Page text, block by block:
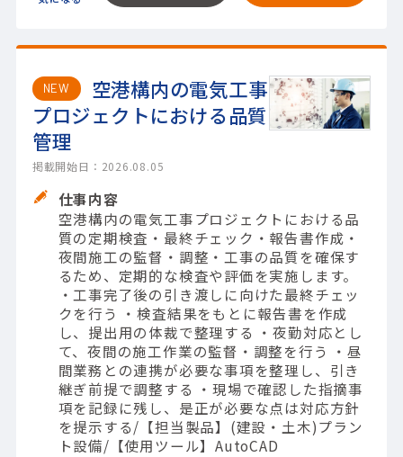
NEW
空港構内の電気工事
プロジェクトにおける品質
管理
掲載開始日：2026.08.05
仕事内容
空港構内の電気工事プロジェクトにおける品
質の定期検査・最終チェック・報告書作成・
夜間施工の監督・調整・工事の品質を確保す
るため、定期的な検査や評価を実施します。
・工事完了後の引き渡しに向けた最終チェッ
クを行う ・検査結果をもとに報告書を作成
し、提出用の体裁で整理する ・夜勤対応とし
て、夜間の施工作業の監督・調整を行う ・昼
間業務との連携が必要な事項を整理し、引き
継ぎ前提で調整する ・現場で確認した指摘事
項を記録に残し、是正が必要な点は対応方針
を提示する/【担当製品】(建設・土木)プラン
ト設備/【使用ツール】AutoCAD